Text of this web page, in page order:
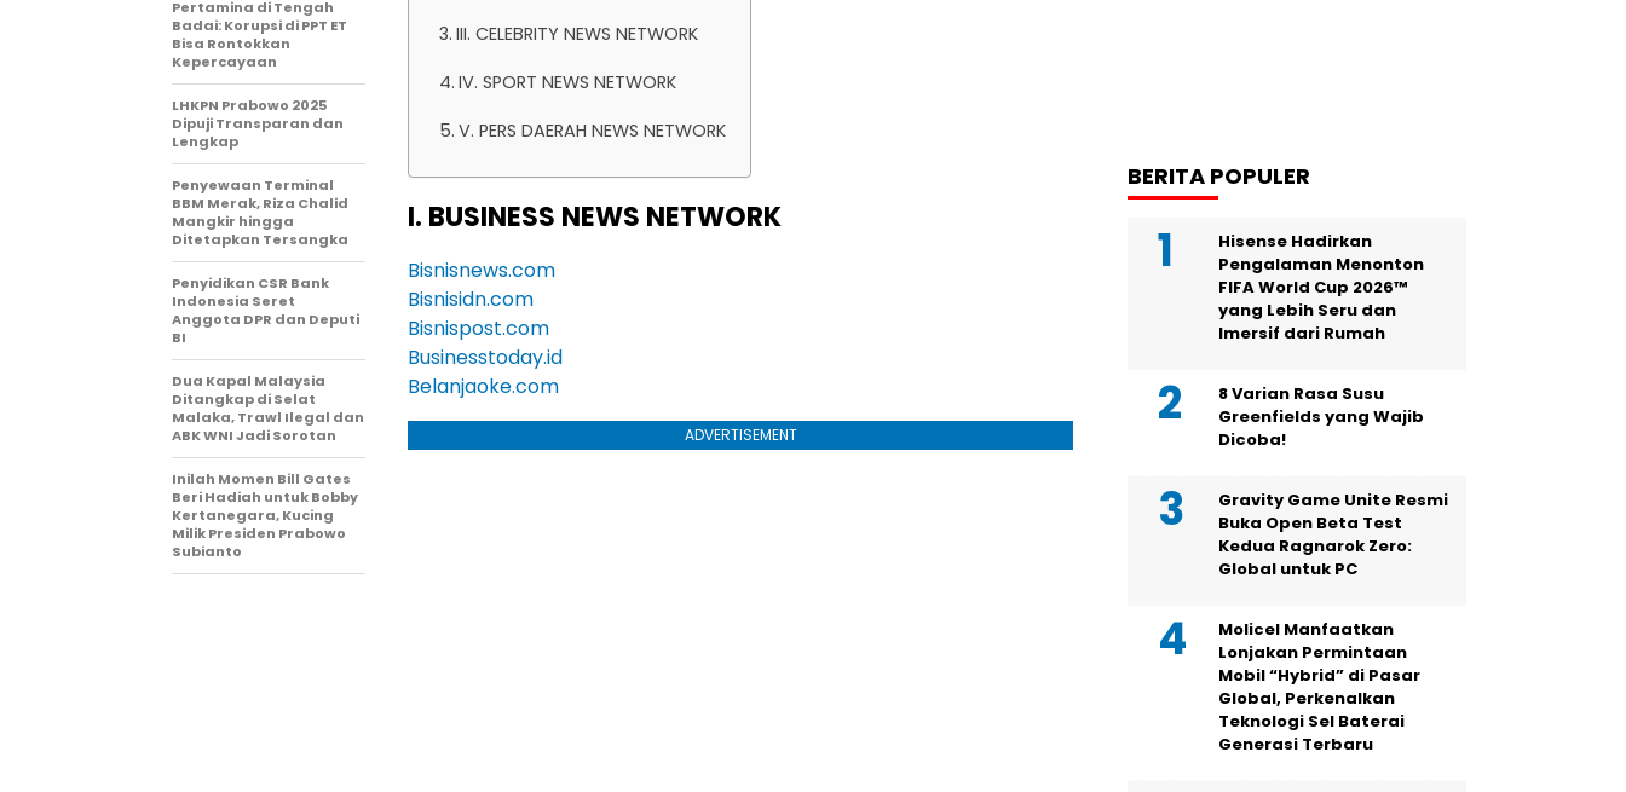
III. CELEBRITY NEWS NETWORK
IV. SPORT NEWS NETWORK
V. PERS DAERAH NEWS NETWORK
I. BUSINESS NEWS NETWORK
Bisnisnews.com
Bisnisidn.com
Bisnispost.com
Businesstoday.id
Belanjaoke.com
ADVERTISEMENT
Pertamina di Tengah
Badai: Korupsi di PPT ET
Bisa Rontokkan
Kepercayaan
LHKPN Prabowo 2025
Dipuji Transparan dan
Lengkap
Penyewaan Terminal
BBM Merak, Riza Chalid
Mangkir hingga
Ditetapkan Tersangka
Penyidikan CSR Bank
Indonesia Seret
Anggota DPR dan Deputi
BI
Dua Kapal Malaysia
Ditangkap di Selat
Malaka, Trawl Ilegal dan
ABK WNI Jadi Sorotan
Inilah Momen Bill Gates
Beri Hadiah untuk Bobby
Kertanegara, Kucing
Milik Presiden Prabowo
Subianto
BERITA POPULER
Hisense Hadirkan
Pengalaman Menonton
FIFA World Cup 2026™
yang Lebih Seru dan
Imersif dari Rumah
8 Varian Rasa Susu
Greenfields yang Wajib
Dicoba!
Gravity Game Unite Resmi
Buka Open Beta Test
Kedua Ragnarok Zero:
Global untuk PC
Molicel Manfaatkan
Lonjakan Permintaan
Mobil “Hybrid” di Pasar
Global, Perkenalkan
Teknologi Sel Baterai
Generasi Terbaru